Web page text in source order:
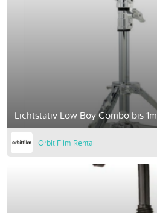
Lichtstativ Low Boy Combo bis 1m
Orbit Film Rental